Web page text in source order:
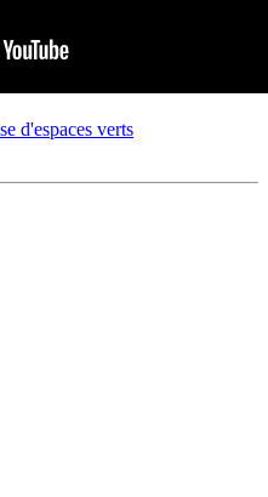
d'espaces verts